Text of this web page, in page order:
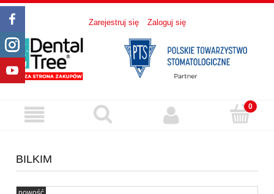
Zarejestruj się Zaloguj się
BILKIM